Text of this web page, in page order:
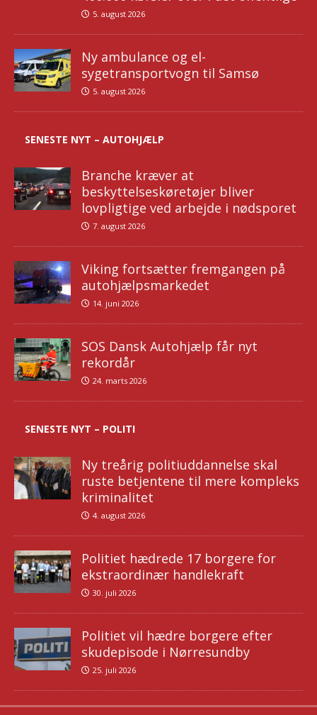
5. august 2026
Ny ambulance og el-
sygetransportvogn til Samsø
5. august 2026
SENESTE NYT – AUTOHJÆLP
Branche kræver at
beskyttelseskøretøjer bliver
lovpligtige ved arbejde i nødsporet
7. august 2026
Viking fortsætter fremgangen på
autohjælpsmarkedet
14. juni 2026
SOS Dansk Autohjælp får nyt
rekordår
24. marts 2026
SENESTE NYT – POLITI
Ny treårig politiuddannelse skal
ruste betjentene til mere kompleks
kriminalitet
4. august 2026
Politiet hædrede 17 borgere for
ekstraordinær handlekraft
30. juli 2026
Politiet vil hædre borgere efter
skudepisode i Nørresundby
25. juli 2026